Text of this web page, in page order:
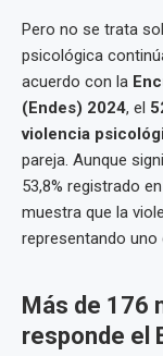
Pero no se trata
psicológica
acuerdo con la
(Endes) 2024, el
violencia
pareja. Aunque
53,8% registrado
muestra que la
representando
Más de 176
responde el